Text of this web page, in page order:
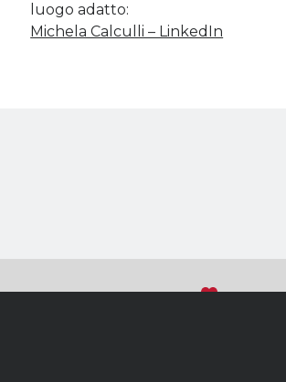
luogo adatto:
Michela Calculli – LinkedIn